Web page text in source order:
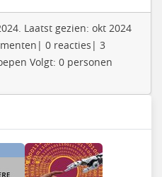
Laatst gezien: okt 2024
0 reacties| 3
Volgt: 0 personen